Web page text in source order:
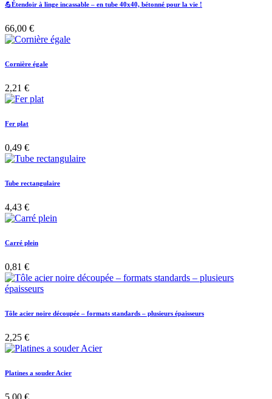
💪Étendoir à linge incassable – en tube 40x40, bétonné pour la vie !
66,00 €
Cornière égale
2,21 €
Fer plat
0,49 €
Tube rectangulaire
4,43 €
Carré plein
0,81 €
Tôle acier noire découpée – formats standards – plusieurs épaisseurs
2,25 €
Platines a souder Acier
5,00 €